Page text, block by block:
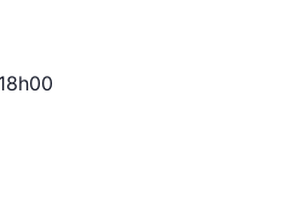
18h00